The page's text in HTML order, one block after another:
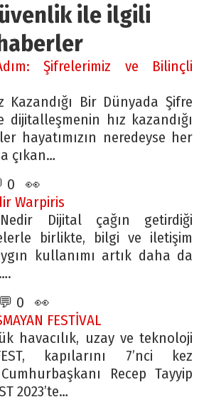
ile ilgili
Şifrelerimiz ve Bilinçli
Kazandığı Bir Dünyada Şifre
dijitalleşmenin hız kazandığı
hayatımızın neredeyse her
çıkan…
0 👀
Warpiris
Dijital çağın getirdiği
birlikte, bilgi ve iletişim
kullanımı artık daha da
💬 0 👀
FESTİVAL
havacılık, uzay ve teknoloji
kapılarını 7’nci kez
Recep Tayyip
2023’te…